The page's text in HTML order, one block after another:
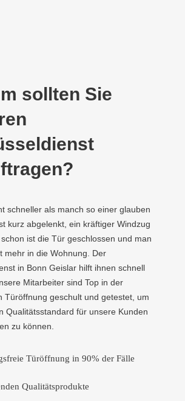
sollten Sie
schneller als manch so einer glauben
kurz abgelenkt, ein kräftiger Windzug
ist die Tür geschlossen und man
mehr in die Wohnung. Der
in Bonn Geislar hilft ihnen schnell
Mitarbeiter sind Top in der
Türöffnung geschult und getestet, um
Qualitätsstandard für unsere Kunden
zu können.
Türöffnung in 90% der Fälle
Qualitätsprodukte